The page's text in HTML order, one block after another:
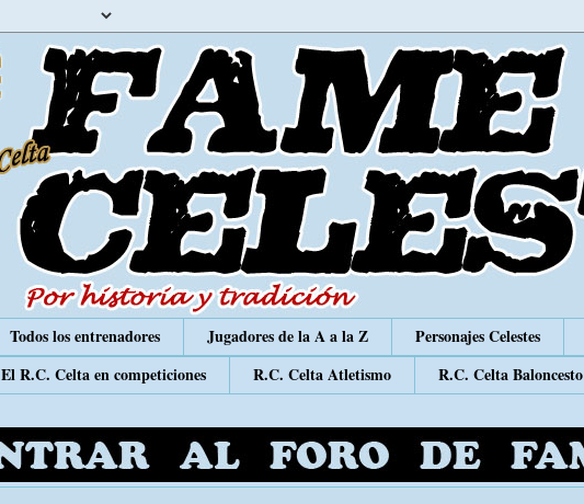
Todos los entrenadores Jugadores de la A a la Z Personajes Celestes
El R.C. Celta en competiciones R.C. Celta Atletismo R.C. Celta Baloncesto